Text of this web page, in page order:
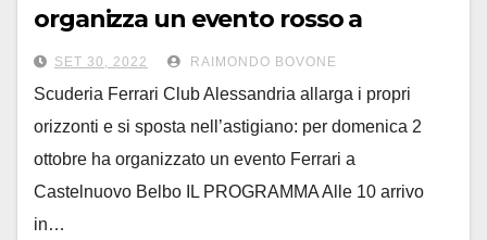
organizza un evento rosso a
Castelnuovo Belbo domenica 2
ottobre
SET 30, 2022 RAIMONDO BOVONE
Scuderia Ferrari Club Alessandria allarga i propri
orizzonti e si sposta nell’astigiano: per domenica 2
ottobre ha organizzato un evento Ferrari a
Castelnuovo Belbo IL PROGRAMMA Alle 10 arrivo
in…